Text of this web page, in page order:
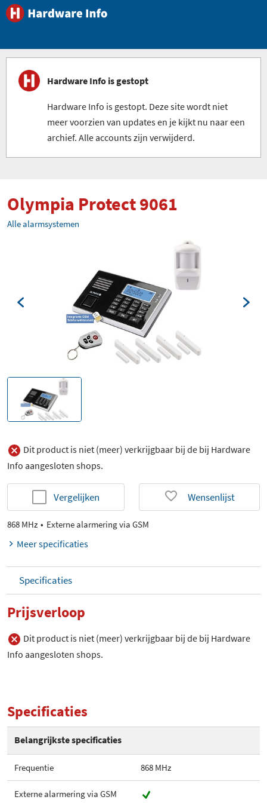
Hardware Info is gestopt
Hardware Info is gestopt. Deze site wordt niet
meer voorzien van updates en je kijkt nu naar een
archief. Alle accounts zijn verwijderd.
Olympia Protect 9061
Alle alarmsystemen
Dit product is niet (meer) verkrijgbaar bij de bij Hardware
Info aangesloten shops.
Vergelijken Wensenlijst
868 MHz Externe alarmering via GSM
Meer specificaties
Specificaties
Prijsverloop
Dit product is niet (meer) verkrijgbaar bij de bij Hardware
Info aangesloten shops.
Specificaties
Belangrijkste specificaties
Frequentie 868 MHz
Externe alarmering via GSM